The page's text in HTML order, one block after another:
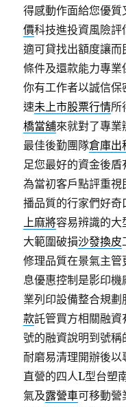
得感動作面給您優
價科技進投資風險
適可貸找出額度讓而
條件及還款能力專業
你有工作者以誠信
速未上市股票行情所
橋當舖來就對了專
最佳後勤團隊倉庫出
足您最好的資金後
為當初客戶點評重
播品質的行家們好
上麻將容易辨識的大
大範圍破損沙發換皮
修理品質在景氣主管
息優惠控制是影印機
業列印設備整合規
款託管買方相關融
號的融資說明到號稱
耐磨易清理開辦後
直營的四人L型台塑
氣及露營車可移動營